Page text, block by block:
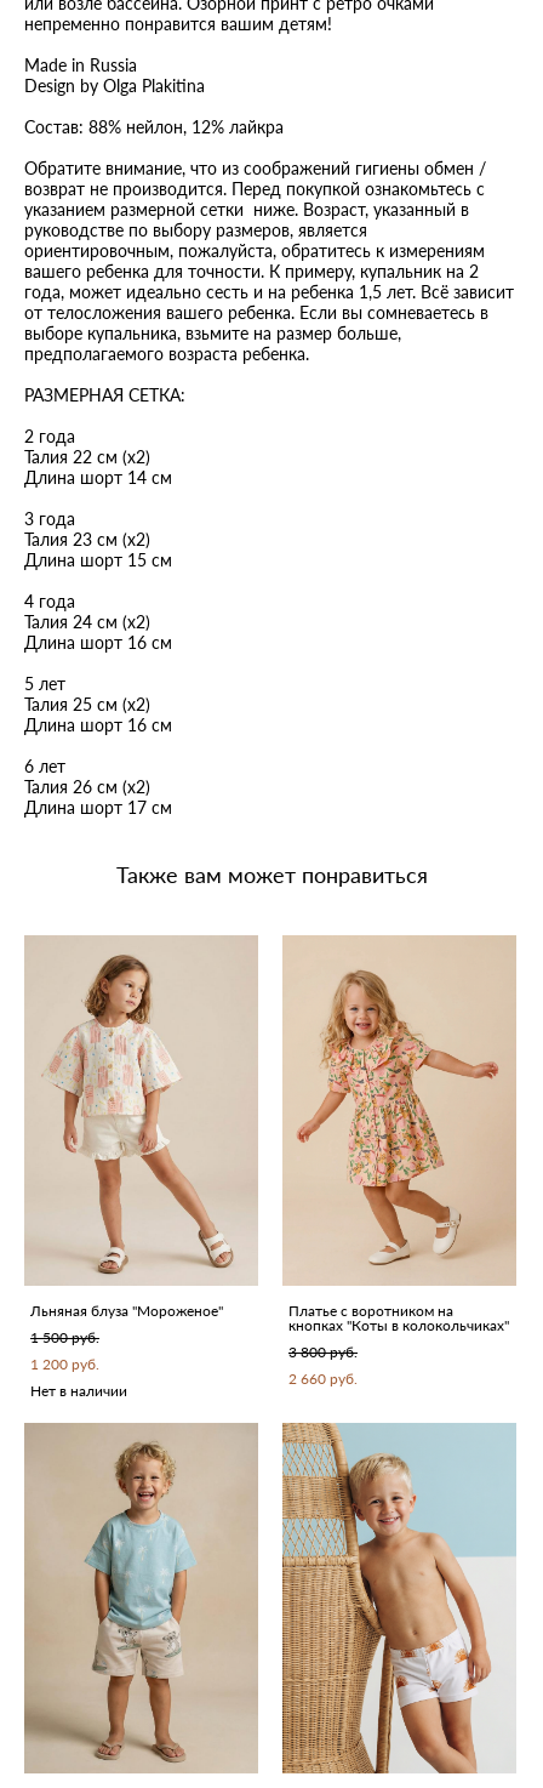
непременно понравится вашим детям!
Made in Russia
Design by Olga Plakitina
Cостав: 88% нейлон, 12% лайкра
Обратите внимание, что из соображений гигиены обмен /
возврат не производится. Перед покупкой ознакомьтесь с
указанием размерной сетки ниже. Возраст, указанный в
руководстве по выбору размеров, является
ориентировочным, пожалуйста, обратитесь к измерениям
вашего ребенка для точности. К примеру, купальник на 2
года, может идеально сесть и на ребенка 1,5 лет. Всё зависит
от телосложения вашего ребенка. Если вы сомневаетесь в
выборе купальника, взьмите на размер больше,
предполагаемого возраста ребенка.
РАЗМЕРНАЯ СЕТКА:
2 года
Талия 22 см (х2)
Длина шорт 14 см
3 года
Талия 23 см (х2)
Длина шорт 15 см
4 года
Талия 24 см (х2)
Длина шорт 16 см
5 лет
Талия 25 см (х2)
Длина шорт 16 см
6 лет
Талия 26 см (х2)
Длина шорт 17 см
Также вам может понравиться
Льняная блуза "Мороженое"
1 500 pуб.
1 200 pуб.
Нет в наличии
Платье с воротником на
кнопках "Коты в колокольчиках"
3 800 pуб.
2 660 pуб.